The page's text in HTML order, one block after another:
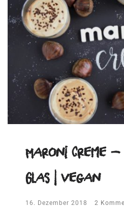
Maroni Creme –
Glas | vegan
16. Dezember 2018 2